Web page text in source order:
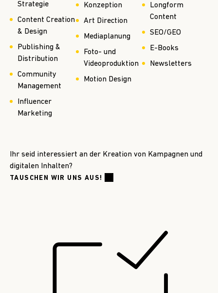
Strategie
Content Creation
& Design
Publishing &
Distribution
Community
Management
Influencer
Marketing
Konzeption
Art Direction
Mediaplanung
Foto- und
Videoproduktion
Motion Design
Longform
Content
SEO/GEO
E-Books
Newsletters
Ihr seid interessiert an der Kreation von Kampagnen und
digitalen Inhalten?
TAUSCHEN WIR UNS AUS!